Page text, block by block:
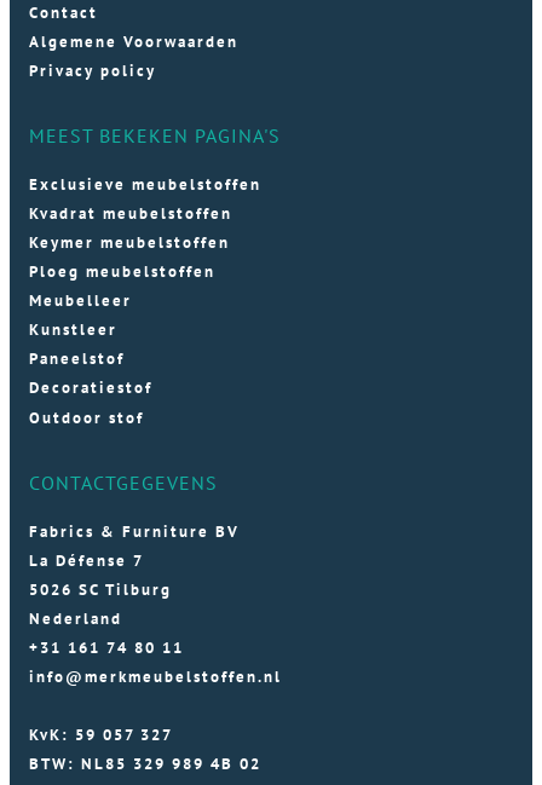
Contact
Algemene Voorwaarden
Privacy policy
MEEST BEKEKEN PAGINA'S
Exclusieve meubelstoffen
Kvadrat meubelstoffen
Keymer meubelstoffen
Ploeg meubelstoffen
Meubelleer
Kunstleer
Paneelstof
Decoratiestof
Outdoor stof
CONTACTGEGEVENS
Fabrics & Furniture BV
La Défense 7
5026 SC Tilburg
Nederland
+31 161 74 80 11
info@merkmeubelstoffen.nl
KvK: 59 057 327
BTW: NL85 329 989 4B 02